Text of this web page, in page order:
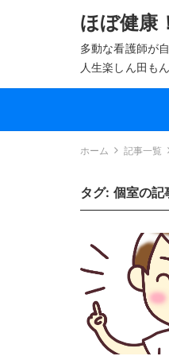
ほぼ健康
多動な看護師が
人生楽しん田も
ホーム 記事一覧
タグ: 個室の記